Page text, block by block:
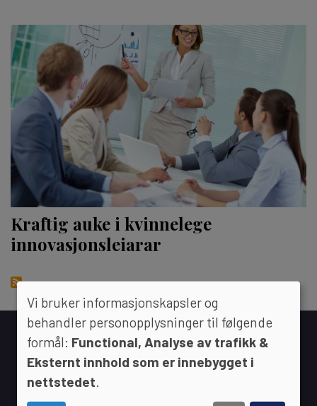
Kraftig auke i kvinnelege
innovasjonsleiarar
Vi bruker informasjonskapsler og
behandler personopplysninger til følgende
formål: Functional, Analyse av trafikk &
Eksternt innhold som er innebygget i
nettstedet